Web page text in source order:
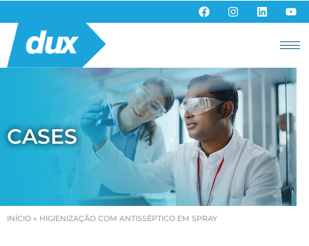
CASES
INÍCIO » HIGIENIZAÇÃO COM ANTISSÉPTICO EM SPRAY